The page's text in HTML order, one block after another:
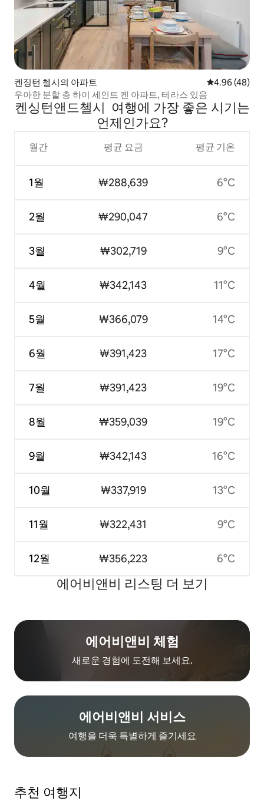
켄징턴 첼시의 아파트 평점 4.96점(5
4.96 (48)
우아한 분할 층 하이 세인트 켄 아파트, 테라스 있음
켄싱턴앤드첼시 여행에 가장 좋은 시기는
언제인가요?
월간
1월
2월
3월
4월
5월
6월
7월
8월
9월
10월
11월
12월
평균 요금
₩288,639
₩290,047
₩302,719
₩342,143
₩366,079
₩391,423
₩391,423
₩359,039
₩342,143
₩337,919
₩322,431
₩356,223
평균 기온
6°C
6°C
9°C
11°C
14°C
17°C
19°C
19°C
16°C
13°C
9°C
6°C
에어비앤비 리스팅 더 보기
에어비앤비 체험
새로운 경험에 도전해 보세요.
에어비앤비 서비스
여행을 더욱 특별하게 즐기세요
추천 여행지